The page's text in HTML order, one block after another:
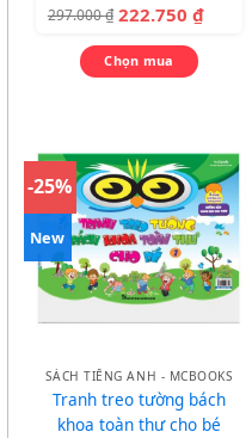
297.000₫ 222.750 ₫
Chọn mua
-25%
New
SÁCH TIẾNG ANH - MCBOOKS
Tranh treo tường bách
khoa toàn thư cho bé